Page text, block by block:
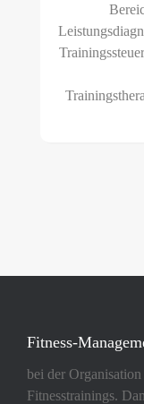
Fitness-
bei der
Fitnesstrainings.